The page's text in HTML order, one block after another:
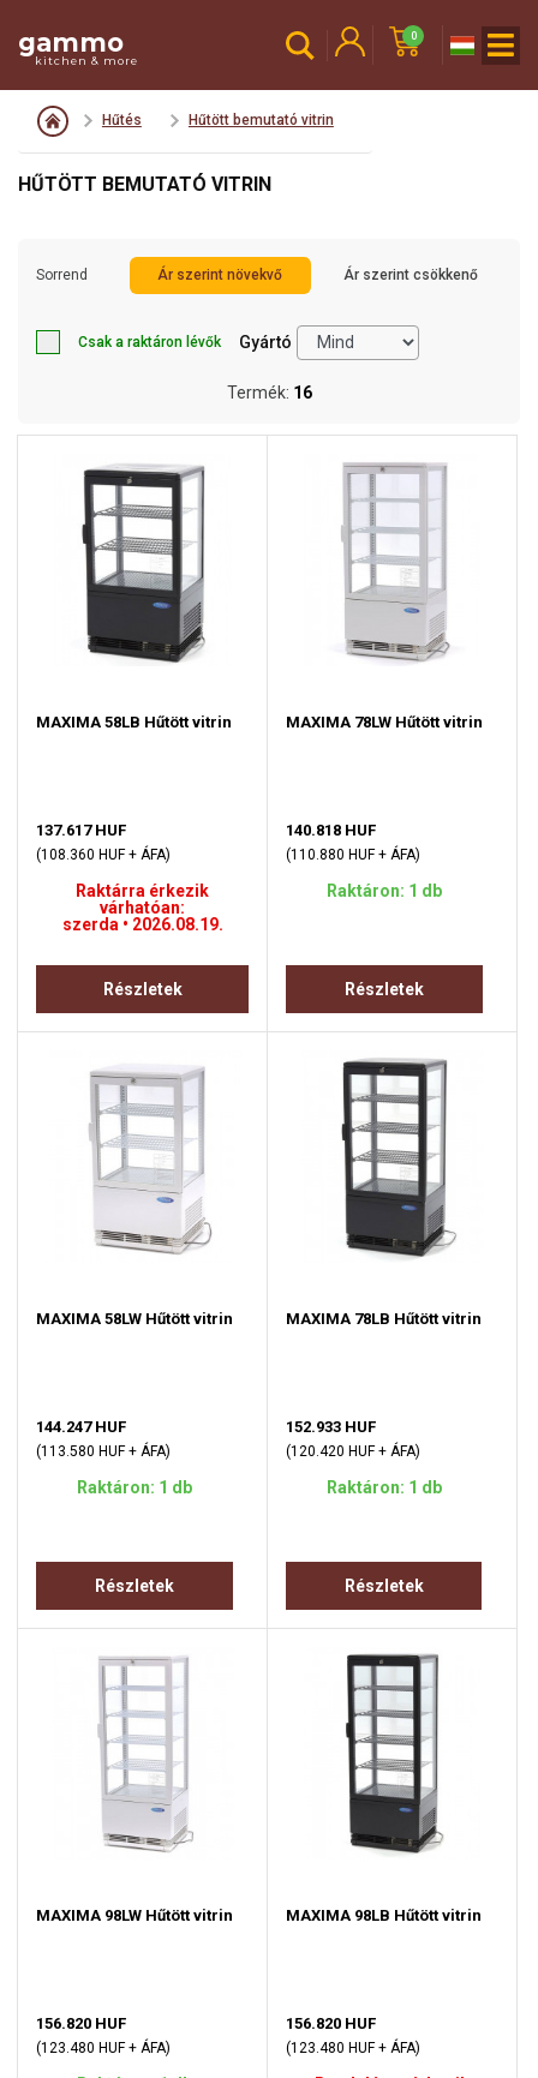
gammo
kitchen & more
0
Hűtés Hűtött bemutató vitrin
HŰTÖTT BEMUTATÓ VITRIN
Sorrend Ár szerint növekvő Ár szerint csökkenő
Csak a raktáron lévők Gyártó
Termék: 16
MAXIMA 58LB Hűtött vitrin
137.617 HUF
(108.360 HUF + ÁFA)
Raktárra érkezik
várhatóan:
szerda • 2026.08.19.
Részletek
MAXIMA 78LW Hűtött vitrin
140.818 HUF
(110.880 HUF + ÁFA)
Raktáron: 1 db
Részletek
MAXIMA 58LW Hűtött vitrin
144.247 HUF
(113.580 HUF + ÁFA)
Raktáron: 1 db
Részletek
MAXIMA 78LB Hűtött vitrin
152.933 HUF
(120.420 HUF + ÁFA)
Raktáron: 1 db
Részletek
MAXIMA 98LW Hűtött vitrin
156.820 HUF
(123.480 HUF + ÁFA)
MAXIMA 98LB Hűtött vitrin
156.820 HUF
(123.480 HUF + ÁFA)